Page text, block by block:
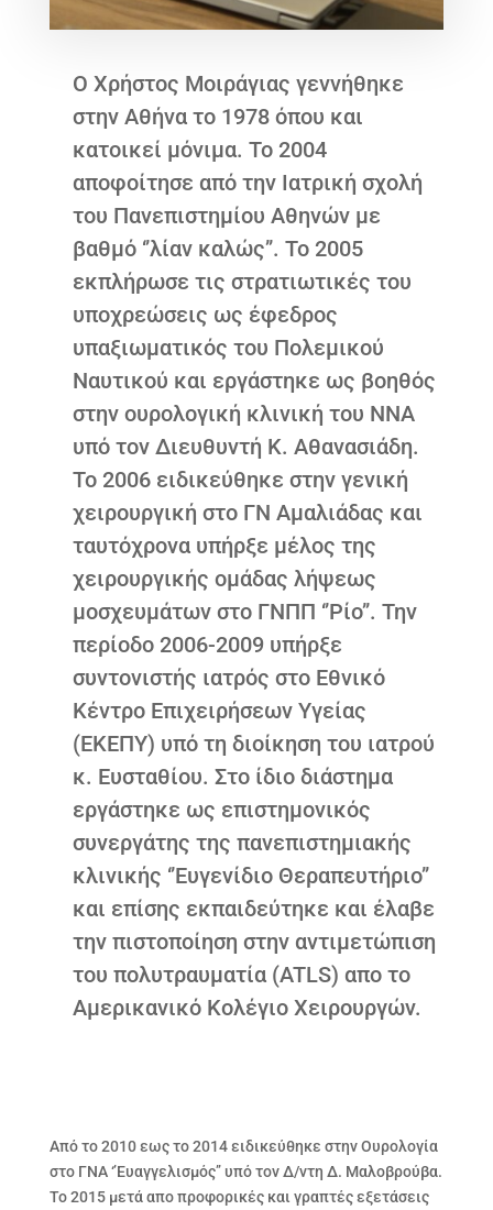
Ο Χρήστος Μοιράγιας γεννήθηκε
στην Αθήνα το 1978 όπου και
κατοικεί μόνιμα. Το 2004
αποφοίτησε από την Ιατρική σχολή
του Πανεπιστημίου Αθηνών με
βαθμό ‘’λίαν καλώς’’. Το 2005
εκπλήρωσε τις στρατιωτικές του
υποχρεώσεις ως έφεδρος
υπαξιωματικός του Πολεμικού
Ναυτικού και εργάστηκε ως βοηθός
στην ουρολογική κλινική του ΝΝΑ
υπό τον Διευθυντή Κ. Αθανασιάδη.
Το 2006 ειδικεύθηκε στην γενική
χειρουργική στο ΓΝ Αμαλιάδας και
ταυτόχρονα υπήρξε μέλος της
χειρουργικής ομάδας λήψεως
μοσχευμάτων στο ΓΝΠΠ ‘’Ρίο’’. Την
περίοδο 2006-2009 υπήρξε
συντονιστής ιατρός στο Εθνικό
Κέντρο Επιχειρήσεων Υγείας
(ΕΚΕΠΥ) υπό τη διοίκηση του ιατρού
κ. Ευσταθίου. Στο ίδιο διάστημα
εργάστηκε ως επιστημονικός
συνεργάτης της πανεπιστημιακής
κλινικής ‘’Ευγενίδιο Θεραπευτήριο’’
και επίσης εκπαιδεύτηκε και έλαβε
την πιστοποίηση στην αντιμετώπιση
του πολυτραυματία (ATLS) απο το
Αμερικανικό Κολέγιο Χειρουργών.
Από το 2010 εως το 2014 ειδικεύθηκε στην Ουρολογία
στο ΓΝΑ ‘’Ευαγγελισμός’’ υπό τον Δ/ντη Δ. Μαλοβρούβα.
Το 2015 μετά απο προφορικές και γραπτές εξετάσεις